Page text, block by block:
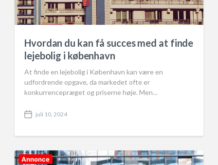
Hvordan du kan få succes med at finde
lejebolig i københavn
At finde en lejebolig i København kan være en
udfordrende opgave, da markedet ofte er
konkurrencepræget og priserne høje. Men…
P
s
d
a
juli 10, 2024
Annonce